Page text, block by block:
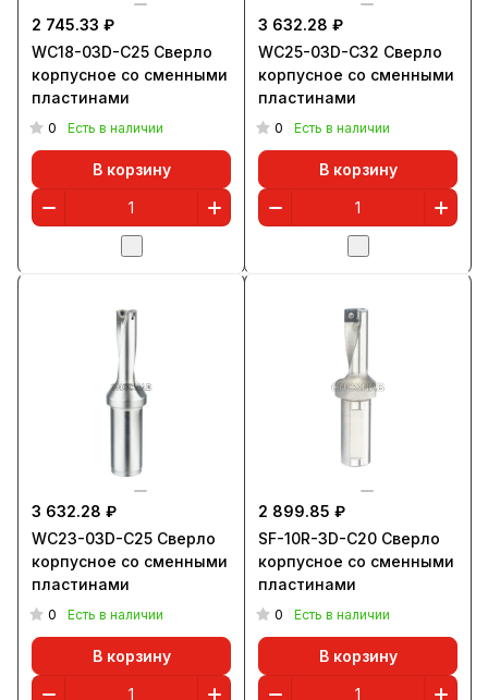
2 745.33 ₽
WC18-03D-C25 Сверло
корпусное со сменными
пластинами
0 Есть в наличии
В корзину
3 632.28 ₽
WC25-03D-C32 Сверло
корпусное со сменными
пластинами
0 Есть в наличии
В корзину
3 632.28 ₽
WC23-03D-C25 Сверло
корпусное со сменными
пластинами
0 Есть в наличии
В корзину
2 899.85 ₽
SF-10R-3D-C20 Сверло
корпусное со сменными
пластинами
0 Есть в наличии
В корзину